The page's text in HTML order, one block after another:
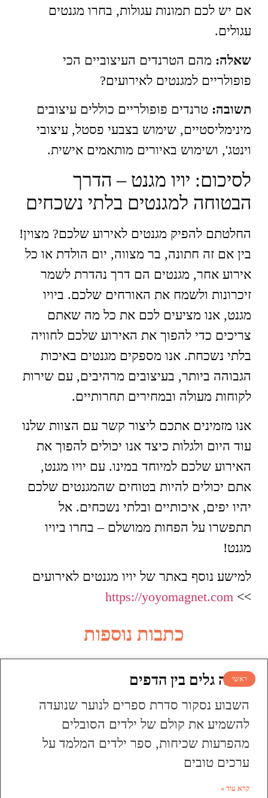
אם יש לכם תמונות עגולות, בחרו מגנטים
עגולים.
שאלה: מהם הטרנדים העיצוביים הכי
פופולריים למגנטים לאירועים?
תשובה: טרנדים פופולריים כוללים עיצובים
מינימליסטיים, שימוש בצבעי פסטל, עיצובי
וינטג', ושימוש באיורים מותאמים אישית.
לסיכום: יויו מגנט – הדרך
הבטוחה למגנטים בלתי נשכחים
החלטתם להפיק מגנטים לאירוע שלכם? מצוין!
בין אם זה חתונה, בר מצווה, יום הולדת או כל
אירוע אחר, מגנטים הם דרך נהדרת לשמר
זיכרונות ולשמח את האורחים שלכם. ביויו
מגנט, אנו מציעים לכם את כל מה שאתם
צריכים כדי להפוך את האירוע שלכם לחוויה
בלתי נשכחת. אנו מספקים מגנטים באיכות
הגבוהה ביותר, בעיצובים מרהיבים, עם שירות
לקוחות מעולה ובמחירים תחרותיים.
אנו מזמינים אתכם ליצור קשר עם הצוות שלנו
עוד היום ולגלות כיצד אנו יכולים להפוך את
האירוע שלכם למיוחד במינו. עם יויו מגנט,
אתם יכולים להיות בטוחים שהמגנטים שלכם
יהיו יפים, איכותיים ובלתי נשכחים. אל
תתפשרו על הפחות ממושלם – בחרו ביויו
מגנט!
למישע נוסף באתר של יויו מגנטים לאירועים
>>
כתבות נוספות
ראשי
עושה גלים בין הדפים
השבוע נסקור סדרת ספרים לנוער שנועדה
להשמיע את קולם של ילדים הסובלים
מהפרעות שכיחות, ספר ילדים המלמד על
ערכים טובים
קרא עוד »